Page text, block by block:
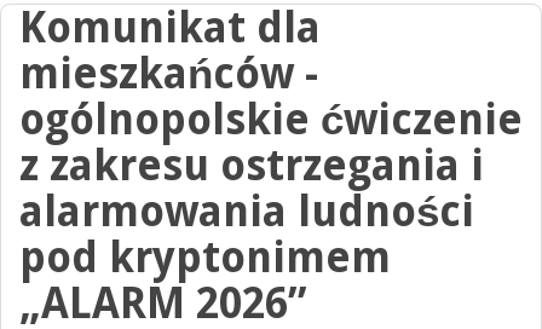
Komunikat dla
mieszkańców -
ogólnopolskie ćwiczenie
z zakresu ostrzegania i
alarmowania ludności
pod kryptonimem
„ALARM 2026”